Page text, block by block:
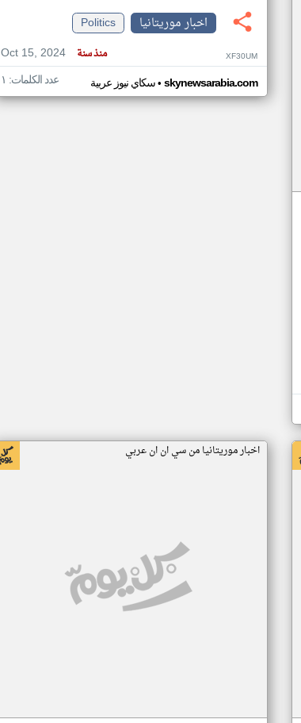
اخبار موريتانيا
Politics
Oct 15, 2024
منذ سنة XF30UM
سكاي نيوز عربية• skynewsarabia.com عدد الكلمات: ١
اخبار موريتانيا من سي ان ان عربي